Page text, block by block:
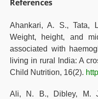
References
Ahankari, A. S., Tata,
Weight, height, and
associated with
living in rural India: A
Child Nutrition, 16(2).
Ali, N. B., Dibley, M.